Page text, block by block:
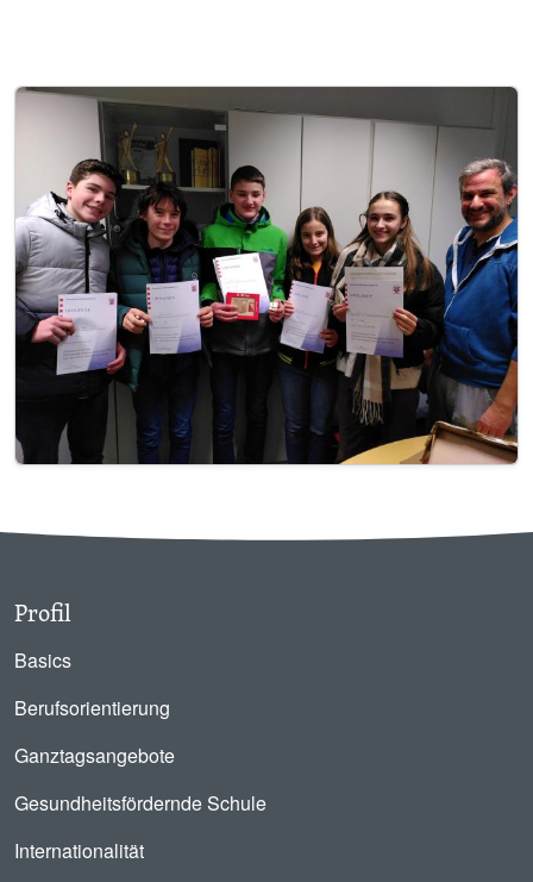
Image
Profil
Basics
Berufsorientierung
Ganztagsangebote
Gesundheitsfördernde Schule
Internationalität